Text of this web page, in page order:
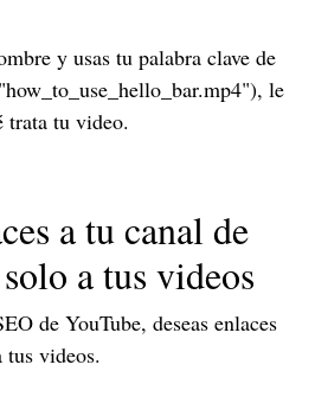
y usas tu palabra clave de
le
trata tu video.
a tu canal de
a tus videos
de YouTube, deseas enlaces
videos.